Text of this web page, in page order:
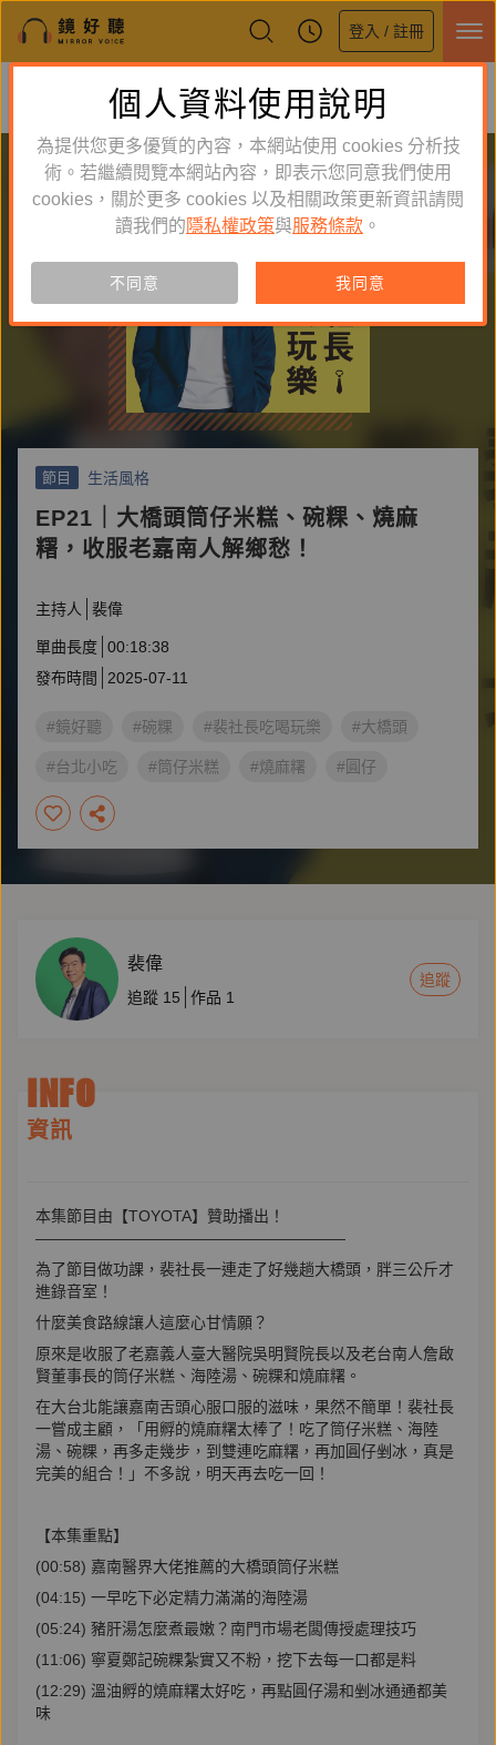
登入 / 註冊
鏡好聽全新APP上線
體驗全面升級，即刻下載
節目 生活風格
EP21｜大橋頭筒仔米糕、碗粿、燒麻
糬，收服老嘉南人解鄉愁！
主持人 裴偉
單曲長度 00:18:38
發布時間
2025-07-11
#鏡好聽 #碗粿 #裴社長吃喝玩樂 #大橋頭
#台北小吃 #筒仔米糕 #燒麻糬 #圓仔
#剉冰
裴偉
追蹤 15 作品 1
追蹤
INFO
資訊
本集節目由【TOYOTA】贊助播出！
————————————————————
為了節目做功課，裴社長一連走了好幾趟大橋頭，胖三公斤才
進錄音室！
什麼美食路線讓人這麼心甘情願？
原來是收服了老嘉義人臺大醫院吳明賢院長以及老台南人詹啟
賢董事長的筒仔米糕、海陸湯、碗粿和燒麻糬。
在大台北能讓嘉南舌頭心服口服的滋味，果然不簡單！裴社長
一嘗成主顧，「用孵的燒麻糬太棒了！吃了筒仔米糕、海陸
湯、碗粿，再多走幾步，到雙連吃麻糬，再加圓仔剉冰，真是
完美的組合！」不多說，明天再去吃一回！
【本集重點】
(00:58) 嘉南醫界大佬推薦的大橋頭筒仔米糕
(04:15) 一早吃下必定精力滿滿的海陸湯
(05:24) 豬肝湯怎麼煮最嫩？南門市場老闆傳授處理技巧
(11:06) 寧夏鄭記碗粿紮實又不粉，挖下去每一口都是料
(12:29) 溫油孵的燒麻糬太好吃，再點圓仔湯和剉冰通通都美
味
個人資料使用說明
為提供您更多優質的內容，本網站使用 cookies 分析技
術。若繼續閱覽本網站內容，即表示您同意我們使用
cookies，關於更多 cookies 以及相關政策更新資訊請閱
讀我們的 隱私權政策與服務條款 。
不同意 我同意